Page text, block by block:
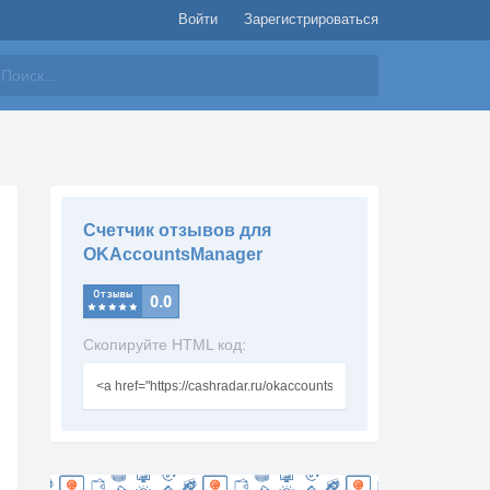
Войти Зарегистрироваться
Счетчик отзывов для
OKAccountsManager
Скопируйте HTML код: